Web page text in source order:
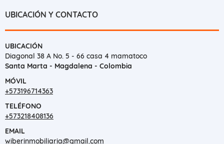
UBICACIÓN Y CONTACTO
UBICACIÓN
Diagonal 38 A No. 5 - 66 casa 4 mamatoco
Santa Marta - Magdalena - Colombia
MÓVIL
+573196714363
TELÉFONO
+573218408136
EMAIL
wiberinmobiliaria@gmail.com